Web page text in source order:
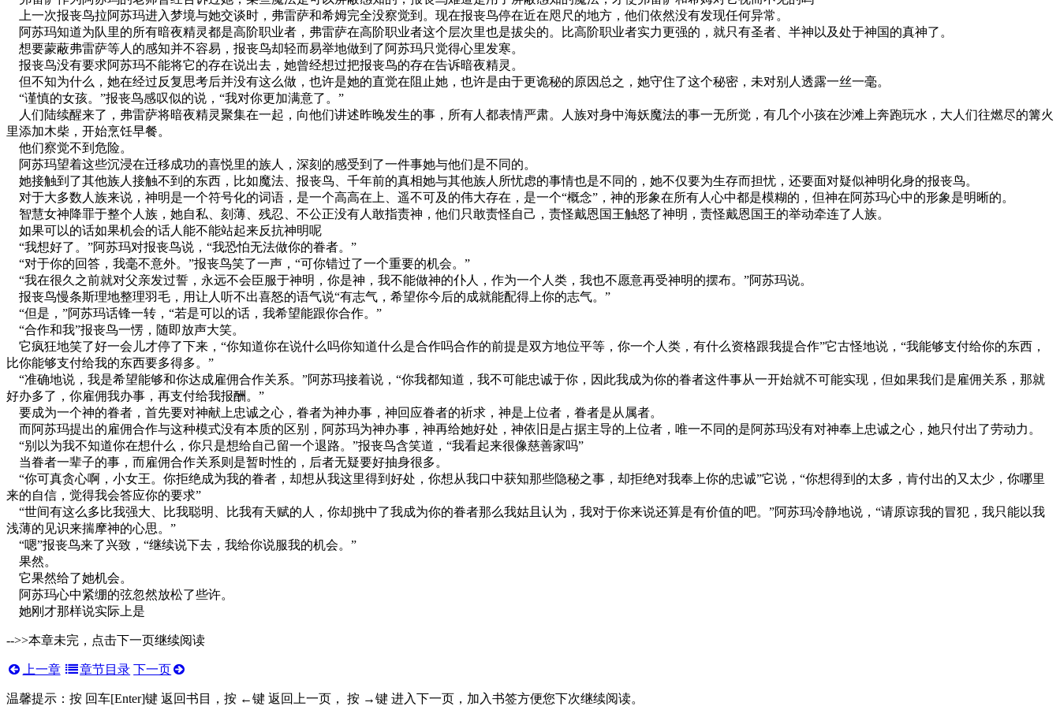
上一次报丧鸟拉阿苏玛进入梦境与她交谈时，弗雷萨和希姆完全没察觉到。现在报丧鸟停在近在咫尺的地方，他们依然没有发现任何异常。
阿苏玛知道为队里的所有暗夜精灵都是高阶职业者，弗雷萨在高阶职业者这个层次里也是拔尖的。比高阶职业者实力更强的，就只有圣者、半神以及处于神国的真神了。
想要蒙蔽弗雷萨等人的感知并不容易，报丧鸟却轻而易举地做到了阿苏玛只觉得心里发寒。
报丧鸟没有要求阿苏玛不能将它的存在说出去，她曾经想过把报丧鸟的存在告诉暗夜精灵。
但不知为什么，她在经过反复思考后并没有这么做，也许是她的直觉在阻止她，也许是由于更诡秘的原因总之，她守住了这个秘密，未对别人透露一丝一毫。
“谨慎的女孩。”报丧鸟感叹似的说，“我对你更加满意了。”
人们陆续醒来了，弗雷萨将暗夜精灵聚集在一起，向他们讲述昨晚发生的事，所有人都表情严肃。人族对身中海妖魔法的事一无所觉，有几个小孩在沙滩上奔跑玩水，大人们往燃尽的篝火
里添加木柴，开始烹饪早餐。
他们察觉不到危险。
阿苏玛望着这些沉浸在迁移成功的喜悦里的族人，深刻的感受到了一件事她与他们是不同的。
她接触到了其他族人接触不到的东西，比如魔法、报丧鸟、千年前的真相她与其他族人所忧虑的事情也是不同的，她不仅要为生存而担忧，还要面对疑似神明化身的报丧鸟。
对于大多数人族来说，神明是一个符号化的词语，是一个高高在上、遥不可及的伟大存在，是一个“概念”，神的形象在所有人心中都是模糊的，但神在阿苏玛心中的形象是明晰的。
智慧女神降罪于整个人族，她自私、刻薄、残忍、不公正没有人敢指责神，他们只敢责怪自己，责怪戴恩国王触怒了神明，责怪戴恩国王的举动牵连了人族。
如果可以的话如果机会的话人能不能站起来反抗神明呢
“我想好了。”阿苏玛对报丧鸟说，“我恐怕无法做你的眷者。”
“对于你的回答，我毫不意外。”报丧鸟笑了一声，“可你错过了一个重要的机会。”
“我在很久之前就对父亲发过誓，永远不会臣服于神明，你是神，我不能做神的仆人，作为一个人类，我也不愿意再受神明的摆布。”阿苏玛说。
报丧鸟慢条斯理地整理羽毛，用让人听不出喜怒的语气说“有志气，希望你今后的成就能配得上你的志气。”
“但是，”阿苏玛话锋一转，“若是可以的话，我希望能跟你合作。”
“合作和我”报丧鸟一愣，随即放声大笑。
它疯狂地笑了好一会儿才停了下来，“你知道你在说什么吗你知道什么是合作吗合作的前提是双方地位平等，你一个人类，有什么资格跟我提合作”它古怪地说，“我能够支付给你的东西，
比你能够支付给我的东西要多得多。”
“准确地说，我是希望能够和你达成雇佣合作关系。”阿苏玛接着说，“你我都知道，我不可能忠诚于你，因此我成为你的眷者这件事从一开始就不可能实现，但如果我们是雇佣关系，那就
好办多了，你雇佣我办事，再支付给我报酬。”
要成为一个神的眷者，首先要对神献上忠诚之心，眷者为神办事，神回应眷者的祈求，神是上位者，眷者是从属者。
而阿苏玛提出的雇佣合作与这种模式没有本质的区别，阿苏玛为神办事，神再给她好处，神依旧是占据主导的上位者，唯一不同的是阿苏玛没有对神奉上忠诚之心，她只付出了劳动力。
“别以为我不知道你在想什么，你只是想给自己留一个退路。”报丧鸟含笑道，“我看起来很像慈善家吗”
当眷者一辈子的事，而雇佣合作关系则是暂时性的，后者无疑要好抽身很多。
“你可真贪心啊，小女王。你拒绝成为我的眷者，却想从我这里得到好处，你想从我口中获知那些隐秘之事，却拒绝对我奉上你的忠诚”它说，“你想得到的太多，肯付出的又太少，你哪里
来的自信，觉得我会答应你的要求”
“世间有这么多比我强大、比我聪明、比我有天赋的人，你却挑中了我成为你的眷者那么我姑且认为，我对于你来说还算是有价值的吧。”阿苏玛冷静地说，“请原谅我的冒犯，我只能以我
浅薄的见识来揣摩神的心思。”
“嗯”报丧鸟来了兴致，“继续说下去，我给你说服我的机会。”
果然。
它果然给了她机会。
阿苏玛心中紧绷的弦忽然放松了些许。
她刚才那样说实际上是
-->>本章未完，点击下一页继续阅读
上一章 章节目录 下一页
温馨提示：按 回车[Enter]键 返回书目，按 ←键 返回上一页， 按 →键 进入下一页，加入书签方便您下次继续阅读。